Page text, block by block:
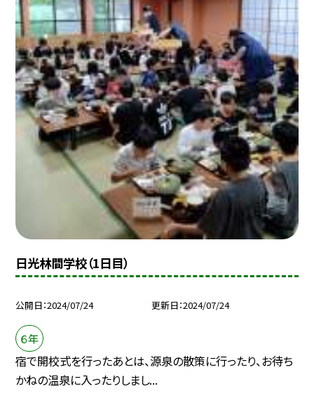
日光林間学校（1日目）
公開日 2024/07/24 更新日 2024/07/24
６年
宿で開校式を行ったあとは、源泉の散策に行ったり、お待ち
かねの温泉に入ったりしまし...